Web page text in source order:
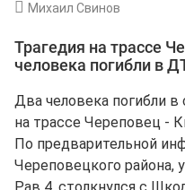
Михаил Свинов
Трагедия на трассе
человека погибли в
Два человека погибли
на трассе Череповец -
По предварительной
Череповецкого района,